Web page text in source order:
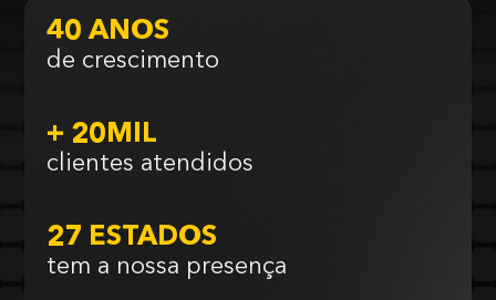
40 ANOS
de crescimento
+ 20MIL
clientes atendidos
27 ESTADOS
tem a nossa presença